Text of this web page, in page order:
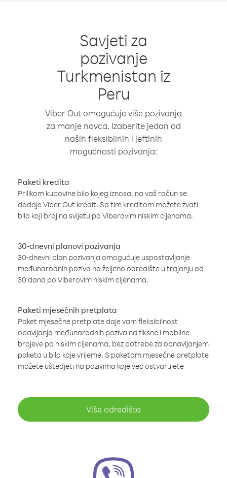
Savjeti za
pozivanje
Turkmenistan iz
Peru
Viber Out omogućuje više pozivanja
za manje novca. Izaberite jedan od
naših fleksibilnih i jeftinih
mogućnosti pozivanja:
Paketi kredita
Prilikom kupovine bilo kojeg iznosa, na vaš račun se
dodaje Viber Out kredit. Sa tim kreditom možete zvati
bilo koji broj na svijetu po Viberovim niskim cijenama.
30-dnevni planovi pozivanja
30-dnevni plan pozivanja omogućuje uspostavljanje
međunarodnih poziva na željeno odredište u trajanju od
30 dana po Viberovim niskim cijenama.
Paketi mjesečnih pretplata
Paket mjesečne pretplate daje vam fleksibilnost
obavljanja međunarodnih poziva na fiksne i mobilne
brojeve po niskim cijenama, bez potrebe za obnavljanjem
paketa u bilo koje vrijeme. S paketom mjesečne pretplate
možete uštedjeti na pozivima koje već ostvarujete
Više odredišta